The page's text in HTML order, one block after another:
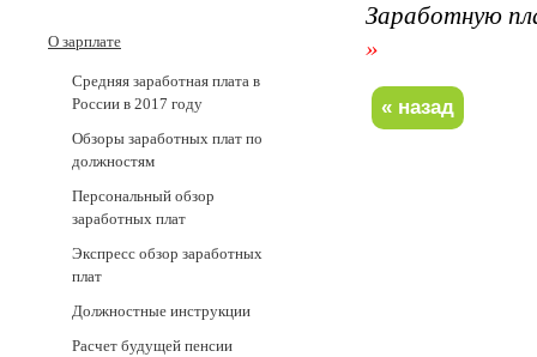
О зарплате
Средняя заработная плата в
России в 2017 годy
Обзоры заработных плат по
должностям
Персональный обзор
заработных плат
Экспресс обзор заработных
плат
Должностные инструкции
Расчет будущей пенсии
Заработную
»